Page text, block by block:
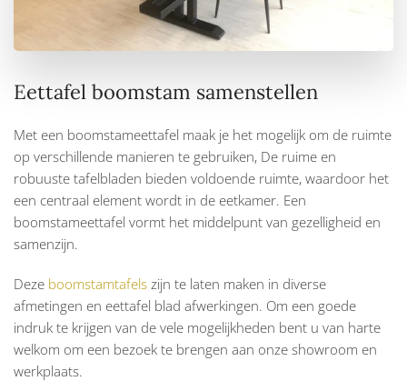
Eettafel boomstam samenstellen
Met een boomstameettafel maak je het mogelijk om de ruimte
op verschillende manieren te gebruiken, De ruime en
robuuste tafelbladen bieden voldoende ruimte, waardoor het
een centraal element wordt in de eetkamer. Een
boomstameettafel vormt het middelpunt van gezelligheid en
samenzijn.
Deze boomstamtafels zijn te laten maken in diverse
afmetingen en eettafel blad afwerkingen. Om een goede
indruk te krijgen van de vele mogelijkheden bent u van harte
welkom om een bezoek te brengen aan onze showroom en
werkplaats.